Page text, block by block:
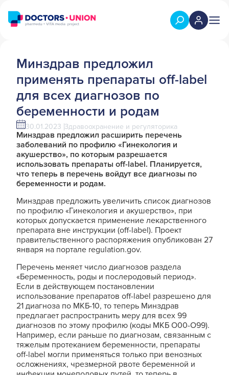
Минздрав предложил
применять препараты off-label
для всех диагнозов по
беременности и родам
30.01.2023 Здравоохранение и регуляторика
Минздрав предложил расширить перечень
заболеваний по профилю «Гинекология и
акушерство», по которым разрешается
использовать препараты off-label. Планируется,
что теперь в перечень войдут все диагнозы по
беременности и родам.
Минздрав предложить увеличить список диагнозов
по профилю «Гинекология и акушерство», при
которых допускается применение лекарственного
препарата вне инструкции (off-label). Проект
правительственного распоряжения опубликован 27
января на портале regulation.gov.
Перечень меняет число диагнозов раздела
«Беременность, роды и послеродовый период».
Если в действующем постановлении
использование препаратов off-label разрешено для
21 диагноза по МКБ-10, то теперь Минздрав
предлагает распространить меру для всех 99
диагнозов по этому профилю (коды МКБ О00-O99).
Например, если раньше по диагнозам, связанным с
тяжелым протеканием беременности, препараты
off-label могли применяться только при венозных
осложнениях, чрезмерной рвоте беременной и